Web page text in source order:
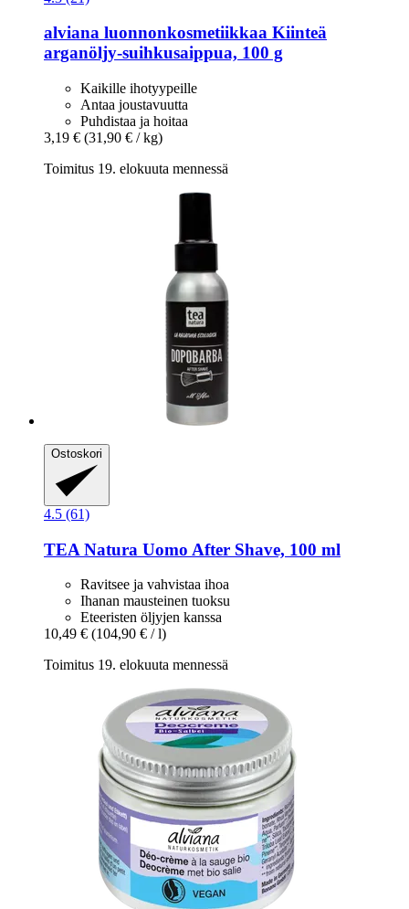
alviana luonnonkosmetiikkaa Kiinteä
arganöljy-​suihkusaippua, 100 g
Kaikille ihotyypeille
Antaa joustavuutta
Puhdistaa ja hoitaa
3,19 € (31,90 € / kg)
Toimitus 19. elokuuta mennessä
Ostoskori
4.5 (61)
TEA Natura Uomo After Shave, 100 ml
Ravitsee ja vahvistaa ihoa
Ihanan mausteinen tuoksu
Eteeristen öljyjen kanssa
10,49 € (104,90 € / l)
Toimitus 19. elokuuta mennessä